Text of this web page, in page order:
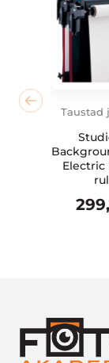
Taustad
Electric